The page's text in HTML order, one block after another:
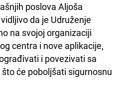
poslova Aljoša
da je Udruženje
na svojoj organizaciji
centra i nove aplikacije,
i povezivati sa
će poboljšati sigurnosnu